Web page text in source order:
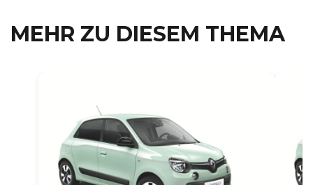
MEHR ZU DIESEM THEMA